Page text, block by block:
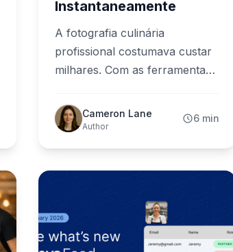
Instantaneamente
A fotografia culinária
profissional costumava custar
milhares. Com as ferramentas
ShevaFood, cada prato do seu
cardápio pode parecer tirado
Cameron Lane
Author
6 min